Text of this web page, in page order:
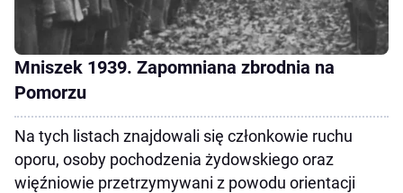
Mniszek 1939. Zapomniana zbrodnia na
Pomorzu
Na tych listach znajdowali się członkowie ruchu
oporu, osoby pochodzenia żydowskiego oraz
więźniowie przetrzymywani z powodu orientacji